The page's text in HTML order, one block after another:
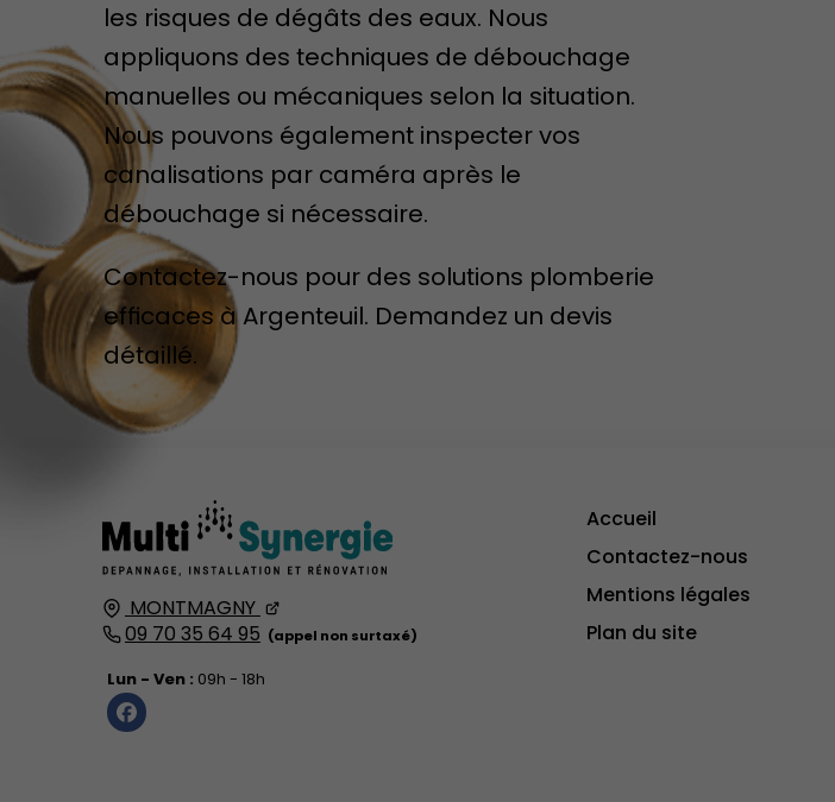
les risques de dégâts des eaux. Nous
appliquons des techniques de débouchage
manuelles ou mécaniques selon la situation.
Nous pouvons également inspecter vos
canalisations par caméra après le
débouchage si nécessaire.
Contactez-nous pour des solutions plomberie
efficaces à Argenteuil. Demandez un devis
détaillé.
MONTMAGNY
09 70 35 64 95
Lun - Ven : 09h - 18h
Accueil
Contactez-nous
Mentions légales
Plan du site